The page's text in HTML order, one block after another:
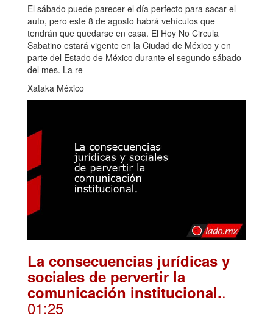
El sábado puede parecer el día perfecto para sacar el
auto, pero este 8 de agosto habrá vehículos que
tendrán que quedarse en casa. El Hoy No Circula
Sabatino estará vigente en la Ciudad de México y en
parte del Estado de México durante el segundo sábado
del mes. La re
Xataka México
La consecuencias jurídicas y
sociales de pervertir la
comunicación institucional..
01:25